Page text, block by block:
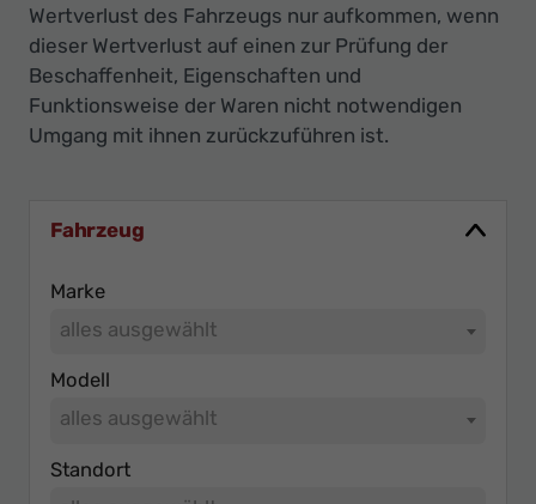
Wertverlust des Fahrzeugs nur aufkommen, wenn
dieser Wertverlust auf einen zur Prüfung der
Beschaffenheit, Eigenschaften und
Funktionsweise der Waren nicht notwendigen
Umgang mit ihnen zurückzuführen ist.
Fahrzeug
Marke
alles ausgewählt
Modell
alles ausgewählt
Standort